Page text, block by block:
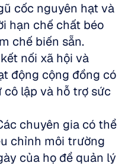
cốc nguyên hạt và
hạn chế chất béo
chế biến sẵn.
nối xã hội và
động cộng đồng có
lập và hỗ trợ sức
chuyên gia có thể
chỉnh môi trường
của họ để quản lý